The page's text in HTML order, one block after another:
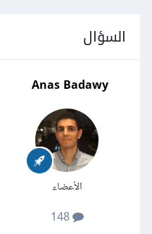
السؤال
Anas Badawy
الأعضاء
148